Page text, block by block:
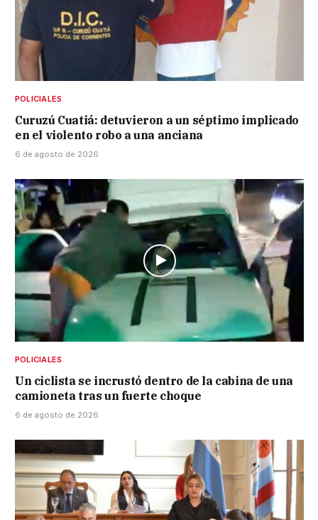
POLICIALES
Curuzú Cuatiá: detuvieron a un séptimo implicado
en el violento robo a una anciana
6 de agosto de 2026
POLICIALES
Un ciclista se incrustó dentro de la cabina de una
camioneta tras un fuerte choque
6 de agosto de 2026